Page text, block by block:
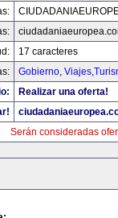
17 caracteres
Gobierno,
Realizar una oferta!
Serán consideradas